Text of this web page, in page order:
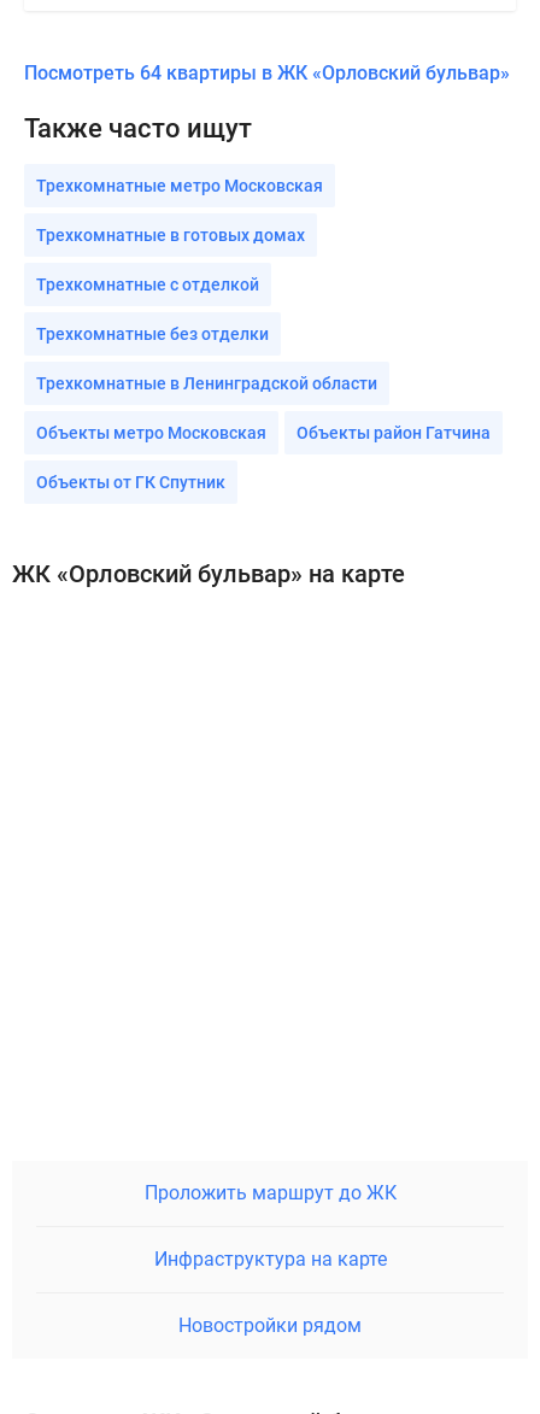
Посмотреть 64 квартиры в ЖК «Орловский бульвар»
Также часто ищут
Трехкомнатные метро Московская
Трехкомнатные в готовых домах
Трехкомнатные с отделкой
Трехкомнатные без отделки
Трехкомнатные в Ленинградской области
Объекты метро Московская Объекты район Гатчина
Объекты от ГК Спутник
ЖК «Орловский бульвар» на карте
Проложить маршрут до ЖК
Инфраструктура на карте
Новостройки рядом